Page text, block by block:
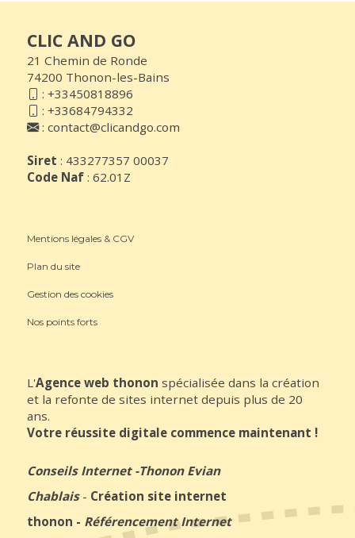
CLIC AND GO
21 Chemin de Ronde
74200 Thonon-les-Bains
: +33450818896
: +33684794332
: contact@clicandgo.com
Siret : 433277357 00037
Code Naf : 62.01Z
Mentions légales & CGV
Plan du site
Gestion des cookies
Nos points forts
L'Agence web thonon spécialisée dans la création
et la refonte de sites internet depuis plus de 20
ans.
Votre réussite digitale commence maintenant !
Conseils Internet-Thonon Evian
Chablais- Création site internet
thonon - Référencement Internet